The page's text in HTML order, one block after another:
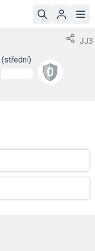
JJ3
(střední)